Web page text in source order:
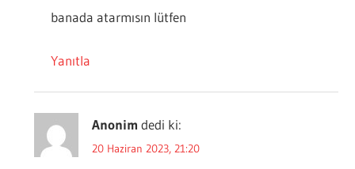
banada atarmısın lütfen
Yanıtla
Anonim dedi ki:
20 Haziran 2023, 21:20